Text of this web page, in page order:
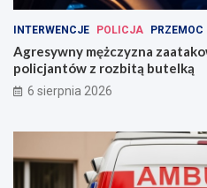
INTERWENCJE POLICJA PRZEMOC
Agresywny mężczyzna
policjantów z rozbitą butelką
6 sierpnia 2026